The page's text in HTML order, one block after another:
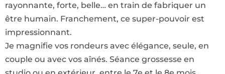
rayonnante, forte, belle… en train de fabriquer un
être humain. Franchement, ce super-pouvoir est
impressionnant.
Je magnifie vos rondeurs avec élégance, seule, en
couple ou avec vos aînés. Séance grossesse en